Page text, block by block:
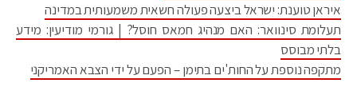
איראן טוענת: ישראל ביצעה פעולה חשאית משמעותית במדינה
תעלומת סינוואר: האם מנהיג חמאס חוסל? | גורמי מודיעין: מידע
בלתי מבוסס
מתקפה נוספת על החות'ים בתימן – הפעם על ידי הצבא האמריקני